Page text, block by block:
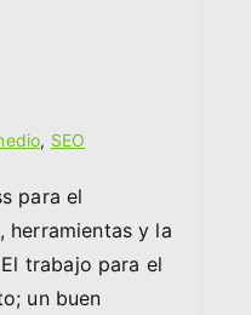
, SEO
para el
herramientas y la
trabajo para el
un buen